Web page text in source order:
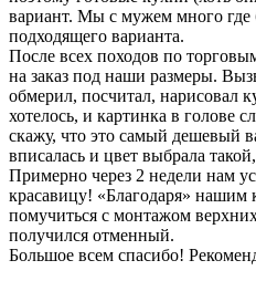
вариант. Мы с мужем много
подходящего варианта.
После всех походов по
на заказ под наши размеры.
обмерил, посчитал, нарисовал
хотелось, и картинка в голове
скажу, что это самый дешевый
вписалась и цвет выбрала
Примерно через 2 недели нам
красавицу! «Благодаря»
помучиться с монтажом
получился отменный.
Большое всем спасибо!